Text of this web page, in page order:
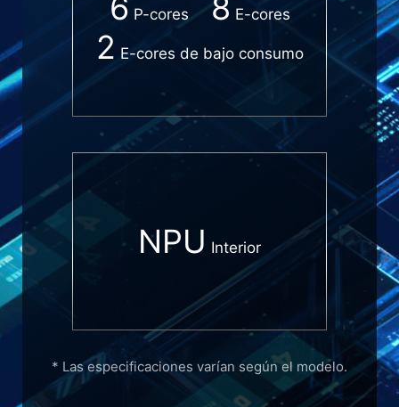
6 P-cores 8 E-cores
2 E-cores de bajo consumo
NPU Interior
* Las especificaciones varían según el modelo.